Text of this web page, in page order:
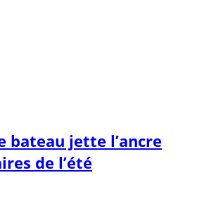
bateau jette l’ancre
de l’été